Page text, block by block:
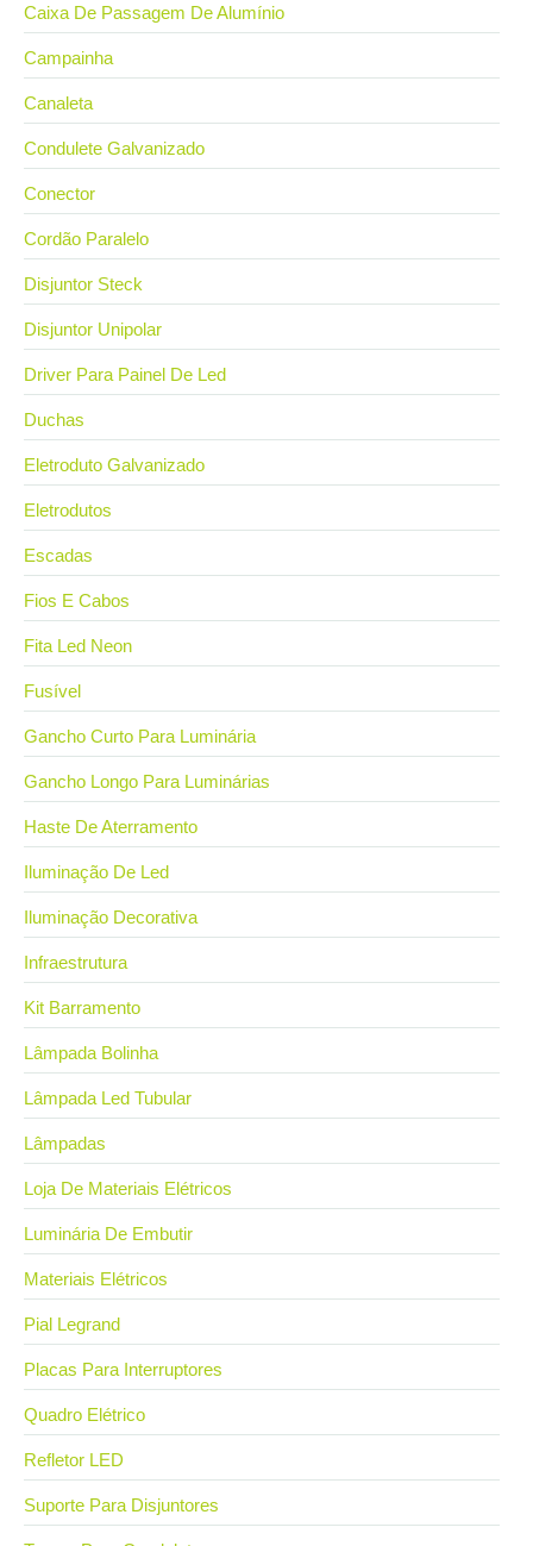
Caixa De Passagem De Alumínio
Campainha
Canaleta
Condulete Galvanizado
Conector
Cordão Paralelo
Disjuntor Steck
Disjuntor Unipolar
Driver Para Painel De Led
Duchas
Eletroduto Galvanizado
Eletrodutos
Escadas
Fios E Cabos
Fita Led Neon
Fusível
Gancho Curto Para Luminária
Gancho Longo Para Luminárias
Haste De Aterramento
Iluminação De Led
Iluminação Decorativa
Infraestrutura
Kit Barramento
Lâmpada Bolinha
Lâmpada Led Tubular
Lâmpadas
Loja De Materiais Elétricos
Luminária De Embutir
Materiais Elétricos
Pial Legrand
Placas Para Interruptores
Quadro Elétrico
Refletor LED
Suporte Para Disjuntores